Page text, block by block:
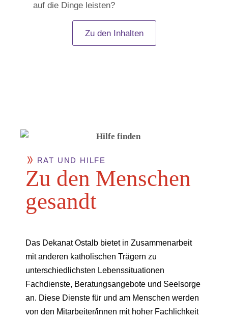
auf die Dinge leisten?
Zu den Inhalten
RAT UND HILFE
Zu den Men­schen
gesandt
Das Dekanat Ostalb bietet in Zusammenarbeit
mit anderen katholischen Trägern zu
unterschiedlichsten Lebenssituationen
Fachdienste, Beratungsangebote und Seelsorge
an. Diese Dienste für und am Menschen werden
von den Mitarbeiter/innen mit hoher Fachlichkeit